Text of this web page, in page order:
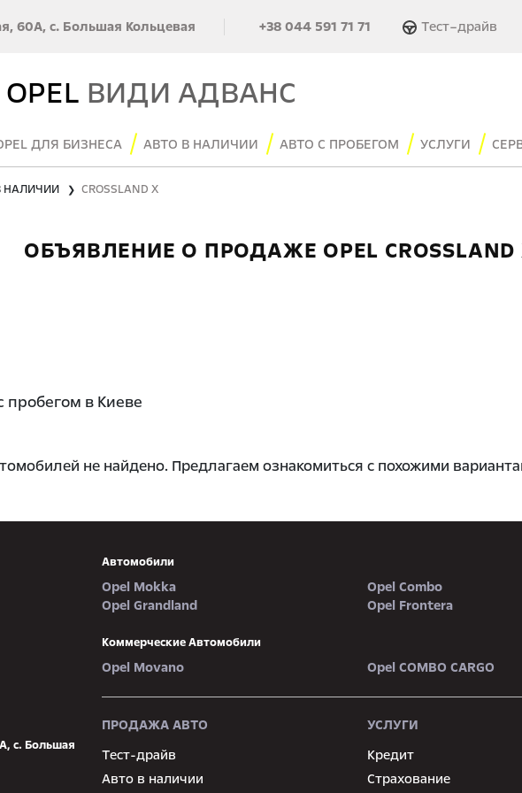
60А, с. Большая Кольцевая +38 044 591 71 71 Тест–драйв
OPEL ВИДИ АДВАНС
ДЛЯ БИЗНЕСА АВТО В НАЛИЧИИ АВТО С ПРОБЕГОМ УСЛУГИ
НАЛИЧИИ ❯ CROSSLAND X
ОБЪЯВЛЕНИЕ О ПРОДАЖЕ OPEL
в Киеве
не найдено. Предлагаем ознакомиться с похожими
с. Большая
Автомобили
Opel Mokka Opel Combo
Opel Grandland
Opel Frontera
Коммерческие Автомобили
Opel Movano Opel COMBO CARGO
ПРОДАЖА АВТО
Тест-драйв
Авто в наличии
УСЛУГИ
Кредит
Страхование